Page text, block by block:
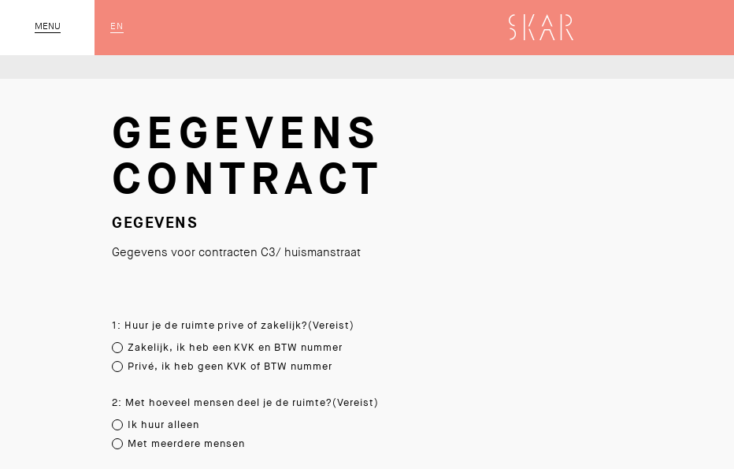
MENU
SLUIT EN SKAR
GEGEVENS
CONTRACT
GEGEVENS
Gegevens voor contracten C3/ huismanstraat
1: Huur je de ruimte prive of zakelijk?(Vereist)
Zakelijk, ik heb een KVK en BTW nummer
Privé, ik heb geen KVK of BTW nummer
2: Met hoeveel mensen deel je de ruimte?(Vereist)
Ik huur alleen
Met meerdere mensen